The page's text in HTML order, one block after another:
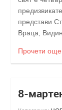
представи
Враца,
Прочети
8-